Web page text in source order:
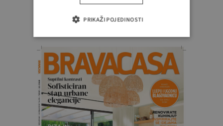
PRIKAŽI POJEDINOSTI